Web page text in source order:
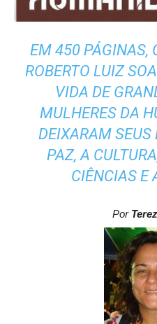
EM 450 PÁGINAS,
ROBERTO LUIZ
VIDA DE
MULHERES DA
DEIXARAM SEUS
PAZ, A
CIÊNCIAS E
Por